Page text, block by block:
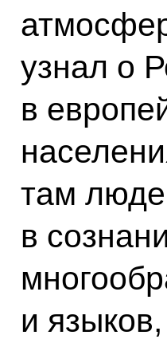
узнал о
в
там
в
и